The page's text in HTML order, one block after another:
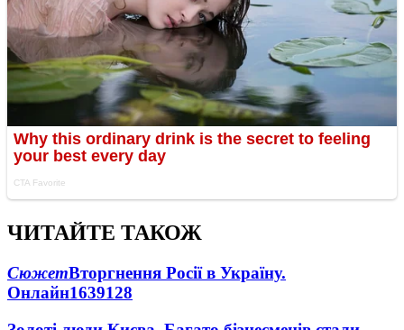
ЧИТАЙТЕ ТАКОЖ
СюжетВторгнення Росії в Україну.
Онлайн1639128